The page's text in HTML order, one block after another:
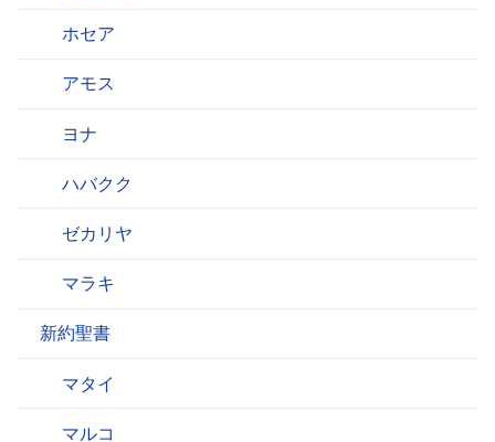
ホセア
アモス
ヨナ
ハバクク
ゼカリヤ
マラキ
新約聖書
マタイ
マルコ